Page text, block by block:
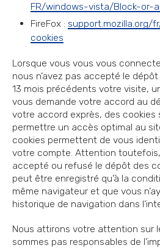
FR/windows-vista/Block-or-
FireFox : support.mozilla.org/
cookies
Lorsque vous vous vous
nous n’avez pas accepté le
13 mois précédents votre visite,
vous demande votre accord au
votre accord exprès, des cookies
permettre un accès optimal au
cookies permettent de vous
votre compte. Attention
accepté ou refusé le dépôt des
peut être enregistré qu’à la
même navigateur et que vous
historique de navigation dans
Nous attirons votre attention sur
sommes pas responsables de